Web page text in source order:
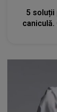
5 soluții